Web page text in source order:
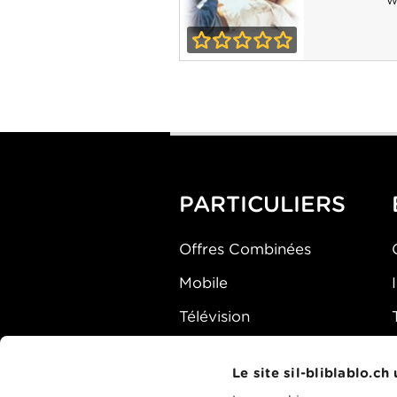
Le site sil-bliblablo.ch
PARTICULIERS
Offres Combinées
Mobile
Télévision